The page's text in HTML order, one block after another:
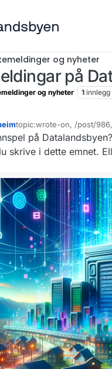
og nyheter
på
og nyheter 1 innlegg
topic:wrote-on, /post/
Sist endret av
på
skrive i dette emnet.